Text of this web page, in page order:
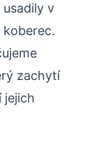
v
zachytí
jejich